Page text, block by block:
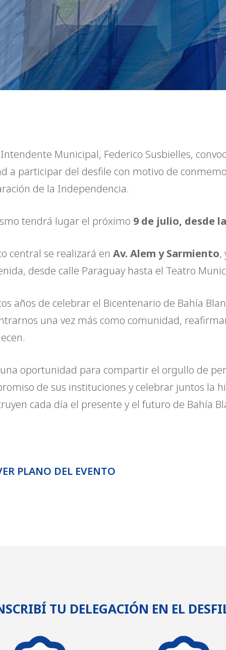
Intendente Municipal, Federico Susbielles,
a participar del desfile con motivo de
de la Independencia.
tendrá lugar el próximo 9 de julio, desde
central se realizará en Av. Alem y Sarmiento,
desde calle Paraguay hasta el Teatro
años de celebrar el Bicentenario de Bahía
una vez más como comunidad,
oportunidad para compartir el orgullo de
de sus instituciones y celebrar juntos la
cada día el presente y el futuro de Bahía
PLANO DEL EVENTO
TU DELEGACIÓN EN EL